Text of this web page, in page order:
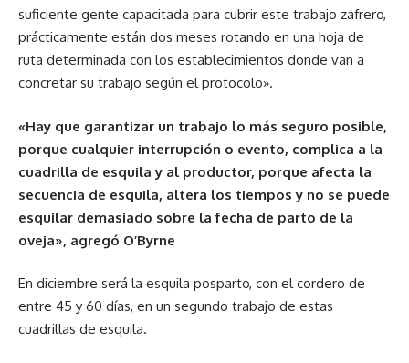
suficiente gente capacitada para cubrir este trabajo zafrero,
prácticamente están dos meses rotando en una hoja de
ruta determinada con los establecimientos donde van a
concretar su trabajo según el protocolo».
«Hay que garantizar un trabajo lo más seguro posible,
porque cualquier interrupción o evento, complica a la
cuadrilla de esquila y al productor, porque afecta la
secuencia de esquila, altera los tiempos y no se puede
esquilar demasiado sobre la fecha de parto de la
oveja», agregó O’Byrne
En diciembre será la esquila posparto, con el cordero de
entre 45 y 60 días, en un segundo trabajo de estas
cuadrillas de esquila.